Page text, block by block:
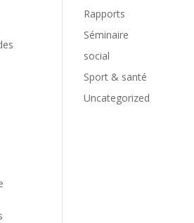
Rapports
Séminaire
social
Sport & santé
Uncategorized